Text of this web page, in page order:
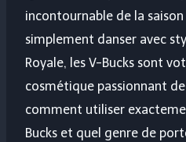
incontournable de la
simplement danser avec
Royale, les V-Bucks sont
cosmétique passionnant
comment utiliser
Bucks et quel genre de